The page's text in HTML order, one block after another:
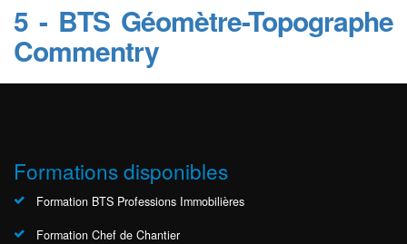
5 - BTS Géomètre-Topographe
Commentry
Formations disponibles
Formation BTS Professions Immobilières
Formation Chef de Chantier